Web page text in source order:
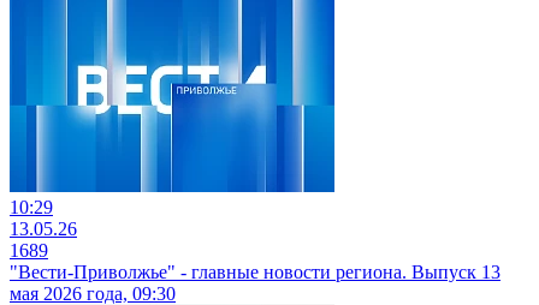
10:29
13.05.26
1689
"Вести-Приволжье" - главные новости региона. Выпуск 13
мая 2026 года, 09:30